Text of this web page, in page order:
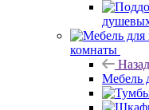
комнаты
Назад
Мебель